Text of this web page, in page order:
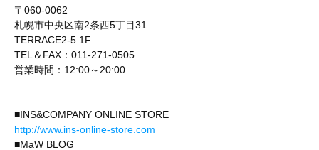
〒060-0062
札幌市中央区南2条西5丁目31
TERRACE2-5 1F
TEL＆FAX：011-271-0505
営業時間：12:00～20:00
■INS&COMPANY ONLINE STORE
http://www.ins-online-store.com
■MaW BLOG